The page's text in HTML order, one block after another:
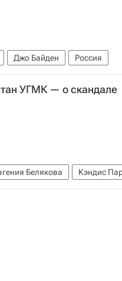
Джо Байден Россия
УГМК — о скандале
Белякова Кэндис
Спаркс
Авторы РИА